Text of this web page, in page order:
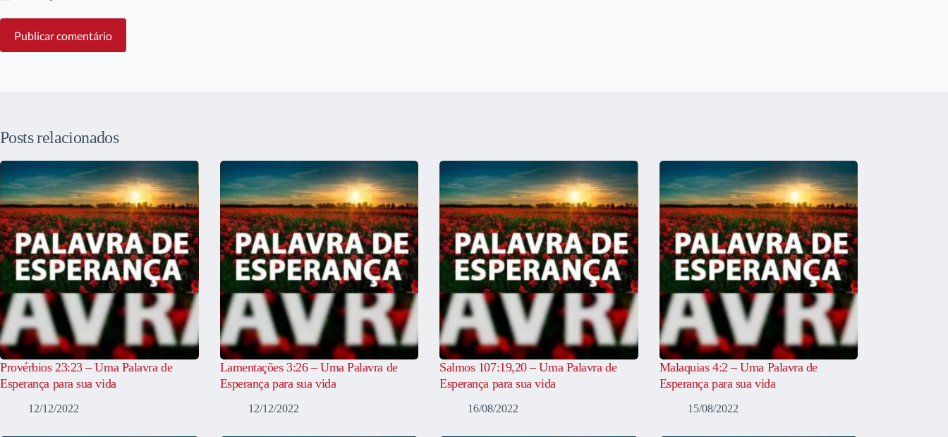
Publicar comentário
Posts relacionados
Provérbios 23:23 – Uma Palavra de
Esperança para sua vida
12/12/2022
Lamentações 3:26 – Uma Palavra de
Esperança para sua vida
12/12/2022
Salmos 107:19,20 – Uma Palavra de
Esperança para sua vida
16/08/2022
Malaquias 4:2 – Uma Palavra de
Esperança para sua vida
15/08/2022